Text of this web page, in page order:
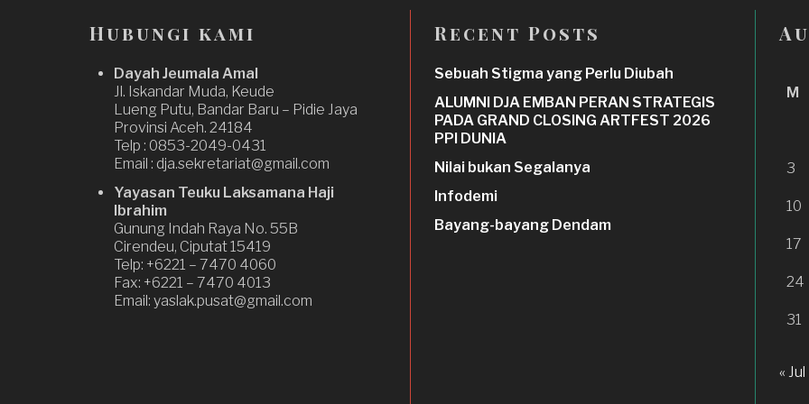
Hubungi kami
Dayah Jeumala Amal
Jl. Iskandar Muda, Keude
Lueng Putu, Bandar Baru – Pidie Jaya
Provinsi Aceh. 24184
Telp : 0853-2049-0431
Email : dja.sekretariat@gmail.com
Yayasan Teuku Laksamana Haji
Ibrahim
Gunung Indah Raya No. 55B
Cirendeu, Ciputat 15419
Telp: +6221 – 7470 4060
Fax: +6221 – 7470 4013
Email: yaslak.pusat@gmail.com
Recent Posts
Sebuah Stigma yang Perlu Diubah
ALUMNI DJA EMBAN PERAN STRATEGIS
PADA GRAND CLOSING ARTFEST 2026
PPI DUNIA
Nilai bukan Segalanya
Infodemi
Bayang-bayang Dendam
M
3
10
17
24
31
« Jul